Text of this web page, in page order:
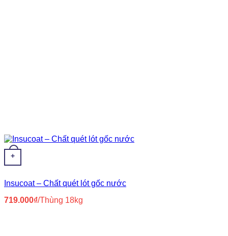
Xi măng(37)
+
Insucoat – Chất quét lót gốc nước
719.000₫/Thùng 18kg